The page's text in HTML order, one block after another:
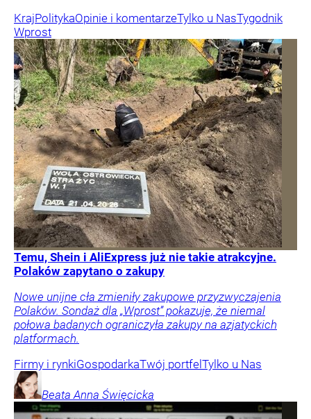
KrajPolitykaOpinie i komentarzeTylko u NasTygodnik
Wprost
Temu, Shein i AliExpress już nie takie atrakcyjne.
Polaków zapytano o zakupy
Nowe unijne cła zmieniły zakupowe przyzwyczajenia
Polaków. Sondaż dla „Wprost” pokazuje, że niemal
połowa badanych ograniczyła zakupy na azjatyckich
platformach.
Firmy i rynkiGospodarkaTwój portfelTylko u Nas
Beata Anna Święcicka